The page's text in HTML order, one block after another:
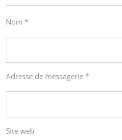
Nom *
Adresse de messagerie *
Site web